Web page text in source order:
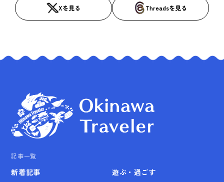
Xを見る Threadsを見る
記事一覧
新着記事 遊ぶ・過ごす